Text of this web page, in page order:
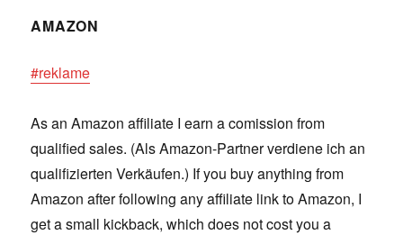
AMAZON
#reklame
As an Amazon affiliate I earn a comission from
qualified sales. (Als Amazon-Partner verdiene ich an
qualifizierten Verkäufen.) If you buy anything from
Amazon after following any affiliate link to Amazon, I
get a small kickback, which does not cost you a